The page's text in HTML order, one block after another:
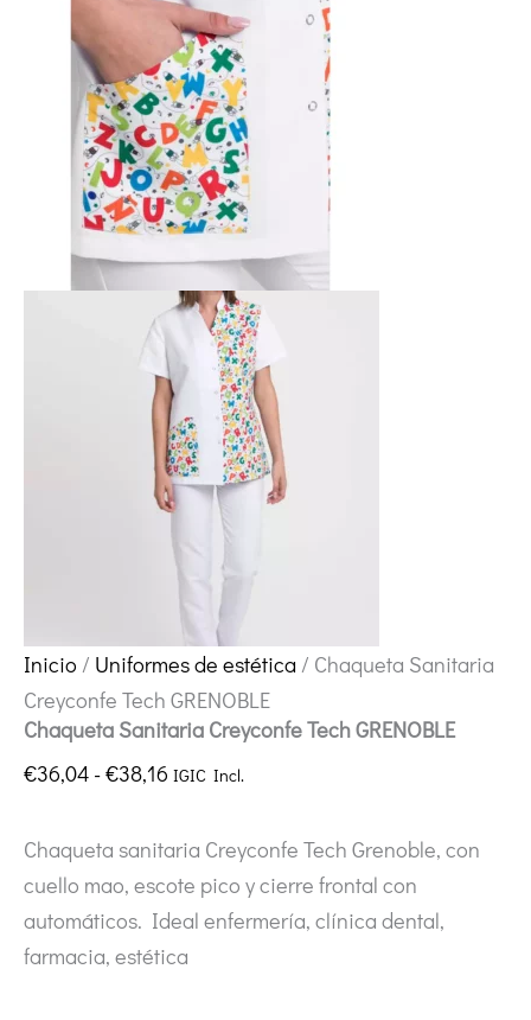
Inicio / Uniformes de estética / Chaqueta Sanitaria
Creyconfe Tech GRENOBLE
Chaqueta Sanitaria Creyconfe Tech GRENOBLE
€36,04 -€38,16 Rango
precios:
desde
€36,04
hasta
IGIC Incl.
Chaqueta sanitaria Creyconfe Tech Grenoble, con
cuello mao, escote pico y cierre frontal con
automáticos. Ideal enfermería, clínica dental,
farmacia, estética